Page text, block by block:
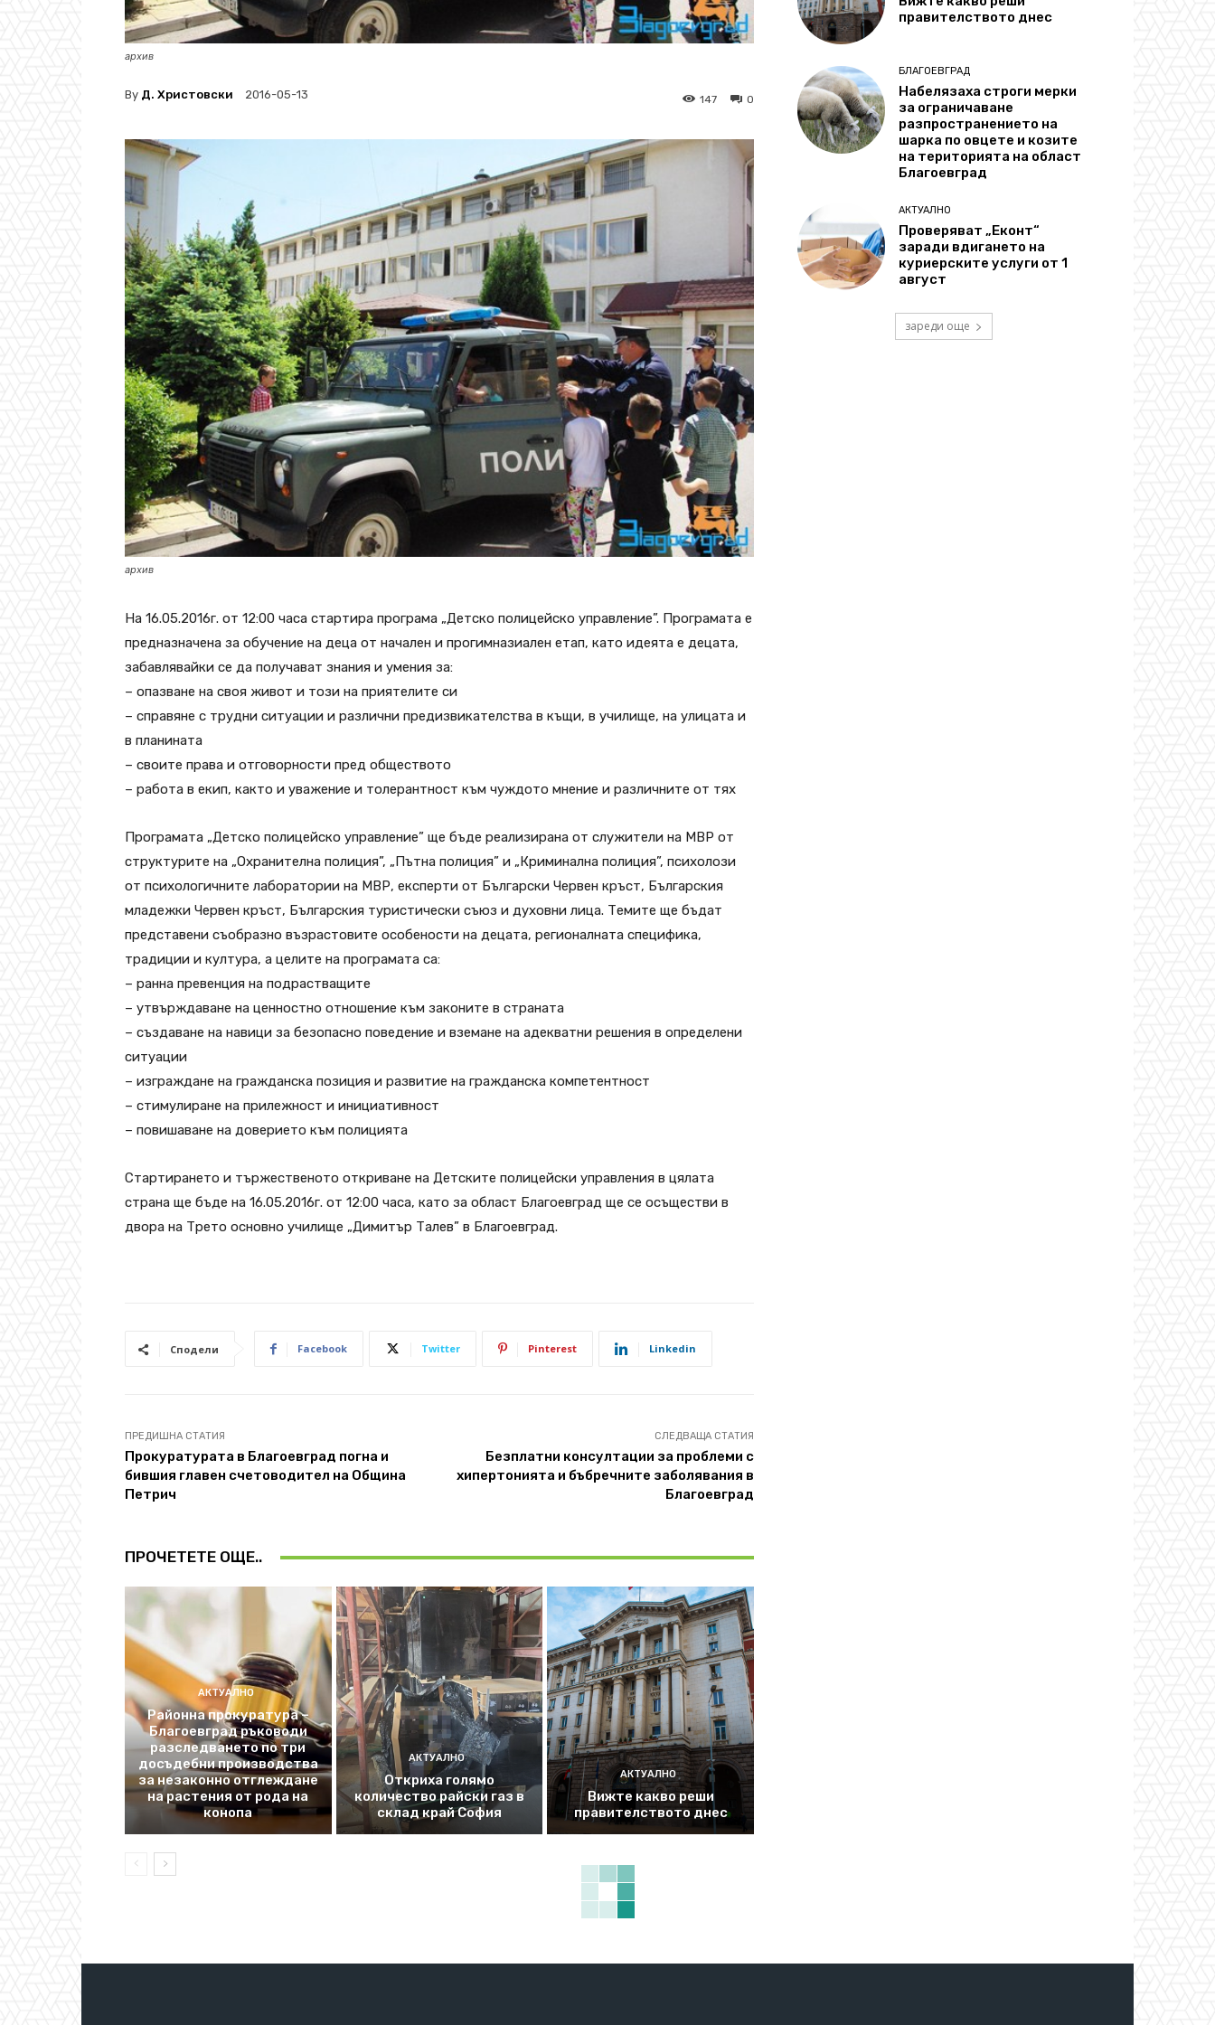
архив
By Д. Христовски 2016-05-13 0
147
архив
На 16.05.2016г. от 12:00 часа стартира програма „Детско полицейско управление”. Програмата е
предназначена за обучение на деца от начален и прогимназиален етап, като идеята е децата,
забавлявайки се да получават знания и умения за:
– опазване на своя живот и този на приятелите си
– справяне с трудни ситуации и различни предизвикателства в къщи, в училище, на улицата и
в планината
– своите права и отговорности пред обществото
– работа в екип, както и уважение и толерантност към чуждото мнение и различните от тях
Програмата „Детско полицейско управление” ще бъде реализирана от служители на МВР от
структурите на „Охранителна полиция”, „Пътна полиция” и „Криминална полиция”, психолози
от психологичните лаборатории на МВР, експерти от Български Червен кръст, Българския
младежки Червен кръст, Българския туристически съюз и духовни лица. Темите ще бъдат
представени съобразно възрастовите особености на децата, регионалната специфика,
традиции и култура, а целите на програмата са:
– ранна превенция на подрастващите
– утвърждаване на ценностно отношение към законите в страната
– създаване на навици за безопасно поведение и вземане на адекватни решения в определени
ситуации
– изграждане на гражданска позиция и развитие на гражданска компетентност
– стимулиране на прилежност и инициативност
– повишаване на доверието към полицията
Стартирането и тържественото откриване на Детските полицейски управления в цялата
страна ще бъде на 16.05.2016г. от 12:00 часа, като за област Благоевград ще се осъществи в
двора на Трето основно училище „Димитър Талев” в Благоевград.
Сподели Facebook Twitter Pinterest Linkedin
ПРЕДИШНА СТАТИЯ
Прокуратурата в Благоевград погна и
бившия главен счетоводител на Община
Петрич
СЛЕДВАЩА СТАТИЯ
Безплатни консултации за проблеми с
хипертонията и бъбречните заболявания в
Благоевград
ПРОЧЕТЕТЕ ОЩЕ..
АКТУАЛНО
Районна прокуратура –
Благоевград ръководи
разследването по три
досъдебни производства
за незаконно отглеждане
на растения от рода на
конопа
АКТУАЛНО
Откриха голямо
количество райски газ в
склад край София
АКТУАЛНО
Вижте какво реши
правителството днес
правителството днес
БЛАГОЕВГРАД
Набелязаха строги мерки
за ограничаване
разпространението на
шарка по овцете и козите
на територията на област
Благоевград
АКТУАЛНО
Проверяват „Еконт“
заради вдигането на
куриерските услуги от 1
август
зареди още